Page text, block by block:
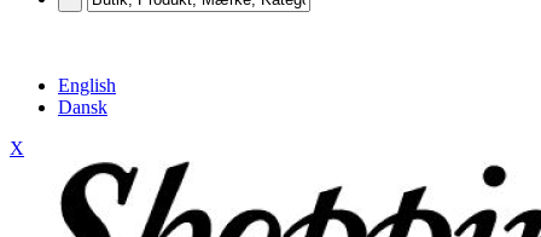
English
Dansk
X